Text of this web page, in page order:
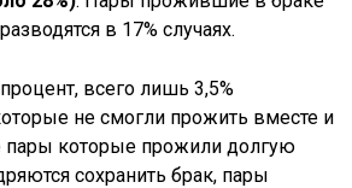
в 17% случаях.
всего лишь 3,5%
не смогли прожить вместе и
пары которые прожили долгую
сохранить брак, пары